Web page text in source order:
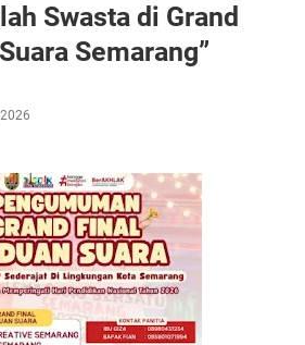
Swasta di Grand
Semarang”